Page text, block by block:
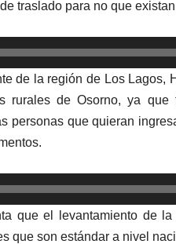
traslado para no que
de la región de Los Lagos,
rurales de Osorno, ya que
personas que quieran
.
que el levantamiento de
que son estándar a nivel